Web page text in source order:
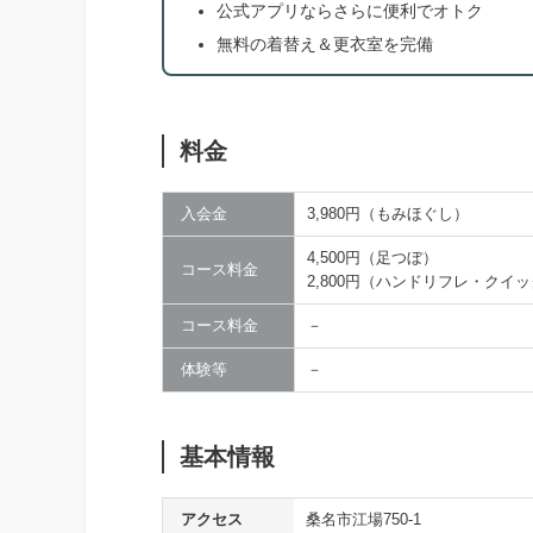
公式アプリならさらに便利でオトク
無料の着替え＆更衣室を完備
料金
入会金 3,980円（もみほぐし）
コース料金
4,500円（足つぼ）
2,800円（ハンドリフレ・クイッ
コース料金 －
体験等 －
基本情報
アクセス 桑名市江場750-1